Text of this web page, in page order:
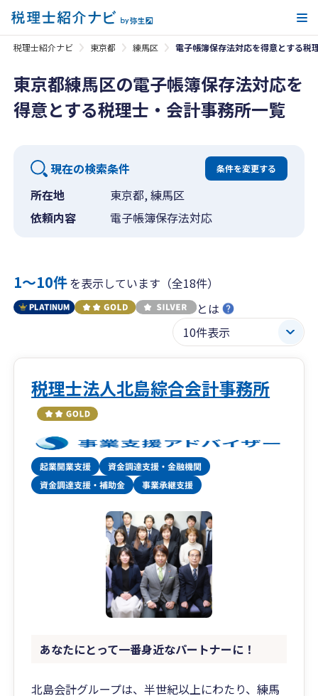
税理士紹介ナビ 東京都 練馬区 電子帳簿保存法対応を得意とする税
東京都練馬区の電子帳簿保存法対応を
得意とする税理士・会計事務所一覧
現在の検索条件 条件を変更する
所在地
東京都, 練馬区
依頼内容
電子帳簿保存法対応
1〜10件を表示しています（全18件）
とは
税理士法人北島綜合会計事務所
あなたにとって一番身近なパートナーに！
北島会計グループは、半世紀以上にわたり、練馬